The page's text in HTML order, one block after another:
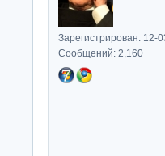
Зарегистрирован: 12-
Сообщений: 2,160